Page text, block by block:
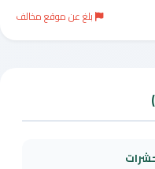
بلغ عن موقع مخالف